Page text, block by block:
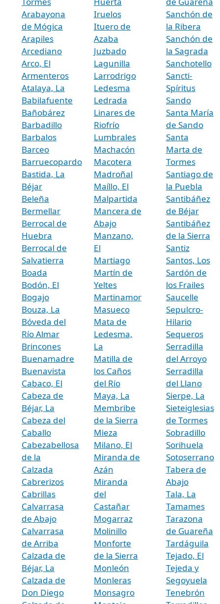
Arabayona
de Mógica
Arapiles
Arcediano
Arco, El
Armenteros
Atalaya, La
Babilafuente
Bañobárez
Barbadillo
Barbalos
Barceo
Barruecopardo
Bastida, La
Béjar
Beleña
Bermellar
Berrocal de
Huebra
Berrocal de
Salvatierra
Boada
Bodón, El
Bogajo
Bouza, La
Bóveda del
Río Almar
Brincones
Buenamadre
Buenavista
Cabaco, El
Cabeza de
Béjar, La
Cabeza del
Caballo
Cabezabellosa
de la
Calzada
Cabrerizos
Cabrillas
Calvarrasa
de Abajo
Calvarrasa
de Arriba
Calzada de
Béjar, La
Calzada de
Don Diego
Iruelos
Ituero de
Azaba
Juzbado
Lagunilla
Larrodrigo
Ledesma
Ledrada
Linares de
Riofrío
Lumbrales
Machacón
Macotera
Madroñal
Maíllo, El
Malpartida
Mancera de
Abajo
Manzano,
El
Martiago
Martín de
Yeltes
Martinamor
Masueco
Mata de
Ledesma,
La
Matilla de
los Caños
del Río
Maya, La
Membribe
de la Sierra
Mieza
Milano, El
Miranda de
Azán
Miranda
del
Castañar
Mogarraz
Molinillo
Monforte
de la Sierra
Monleón
Monleras
Monsagro
Sanchón de
la Ribera
Sanchón de
la Sagrada
Sanchotello
Sancti-
Spíritus
Sando
Santa María
de Sando
Santa
Marta de
Tormes
Santiago de
la Puebla
Santibáñez
de Béjar
Santibáñez
de la Sierra
Santiz
Santos, Los
Sardón de
los Frailes
Saucelle
Sepulcro-
Hilario
Sequeros
Serradilla
del Arroyo
Serradilla
del Llano
Sierpe, La
Sieteiglesias
de Tormes
Sobradillo
Sorihuela
Sotoserrano
Tabera de
Abajo
Tala, La
Tamames
Tarazona
de Guareña
Tardáguila
Tejado, El
Tejeda y
Segoyuela
Tenebrón